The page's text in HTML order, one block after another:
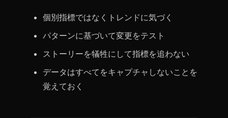
個別指標ではなくトレンドに気づく
パターンに基づいて変更をテスト
ストーリーを犠牲にして指標を追わない
データはすべてをキャプチャしないことを
覚えておく